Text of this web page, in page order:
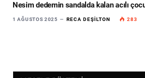
Nesim dedemin sandalda kalan acılı
1 AĞUSTOS 2025 RECA DEŞILTON 283